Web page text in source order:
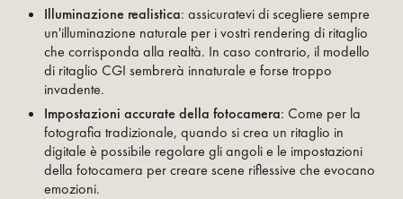
Illuminazione realistica: assicuratevi di scegliere sempre
un'illuminazione naturale per i vostri rendering di ritaglio
che corrisponda alla realtà. In caso contrario, il modello
di ritaglio CGI sembrerà innaturale e forse troppo
invadente.
Impostazioni accurate della fotocamera: Come per la
fotografia tradizionale, quando si crea un ritaglio in
digitale è possibile regolare gli angoli e le impostazioni
della fotocamera per creare scene riflessive che evocano
emozioni.